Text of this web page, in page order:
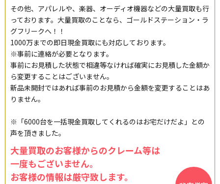
その他、アパレルや、楽器、オーディオ機器などの大量買取も行
っております。大量買取のことなら、ゴールドステーション・ラ
グフリークへ！！
1000万までの即日現金買取にも対応しております。
※事前に連絡が必要となります。
事前にお見積した状態で相違等なければ確実にお見積した金額か
ら変更することはございません。
新品未開封ではあれば事前のお見積から金額を変更することはあ
りません。
※「6000台を一括現金買取してくれるのはお宅だけだよ」との
声を頂きました。
大量買取のお客様からのクレーム等は
一度もございません。
お客様の情報は厳守致します。